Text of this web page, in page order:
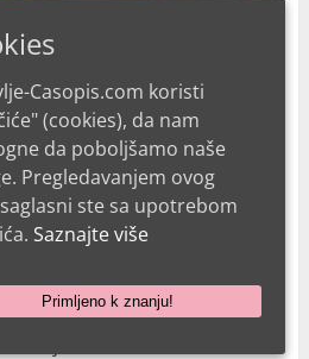
predstavljeni dijetetski
podrži kontrolu dijabetesa i
i Bosni i Hercegovini. Ovaj
kao što su: …
Casopis.com koristi
(cookies), da nam
da poboljšamo naše
Pregledavanjem ovog
ste sa upotrebom
Saznajte više
Primljeno k znanju!